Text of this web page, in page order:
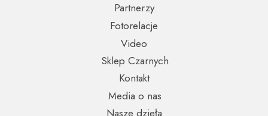
Partnerzy
Sklep Czarnych
Video
Fotorelacje
Kontakt
Media o nas
Nasze dzieła